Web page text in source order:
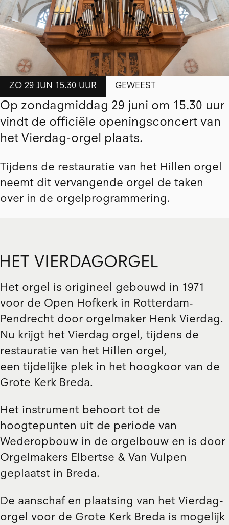
ZO 29 JUN 15.30 UUR GEWEEST
Op zondagmiddag 29 juni om 15.30 uur
vindt de officiële openingsconcert van
het Vierdag-orgel plaats.
Tijdens de restauratie van het Hillen orgel
neemt dit vervangende orgel de taken
over in de orgelprogrammering.
VIERDAGORGEL
Het orgel is origineel gebouwd in 1971
voor de Open Hofkerk in Rotterdam-
Pendrecht door orgelmaker Henk Vierdag.
Nu krijgt het Vierdag orgel, tijdens de
restauratie van het Hillen orgel,
een tijdelijke plek in het hoogkoor van de
Grote Kerk Breda.
Het instrument behoort tot de
hoogtepunten uit de periode van
Wederopbouw in de orgelbouw en is door
Orgelmakers Elbertse & Van Vulpen
geplaatst in Breda.
De aanschaf en plaatsing van het Vierdag-
orgel voor de Grote Kerk Breda is mogelijk